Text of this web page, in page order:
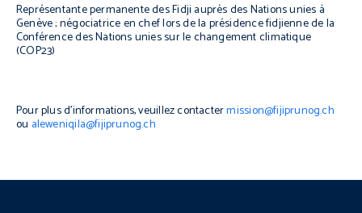
Représentante permanente des Fidji auprès des Nations unies à
Genève ; négociatrice en chef lors de la présidence fidjienne de la
Conférence des Nations unies sur le changement climatique
(COP23)
Pour plus d’informations, veuillez contactermission@fijiprunog.ch
ou aleweniqila@fijiprunog.ch